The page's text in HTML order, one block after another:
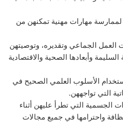
لممارسة مهارات مهنية تمكنهن من
العمل الجماعي وتقديره، وتوصيتهن
وأبعادها الصحية والاقتصادية
الأسلوب العلمي الصحيح في
التي تواجههن.
الجسمية التي تطرأ عليهن أثناء
واحترامها في جميع مجالات